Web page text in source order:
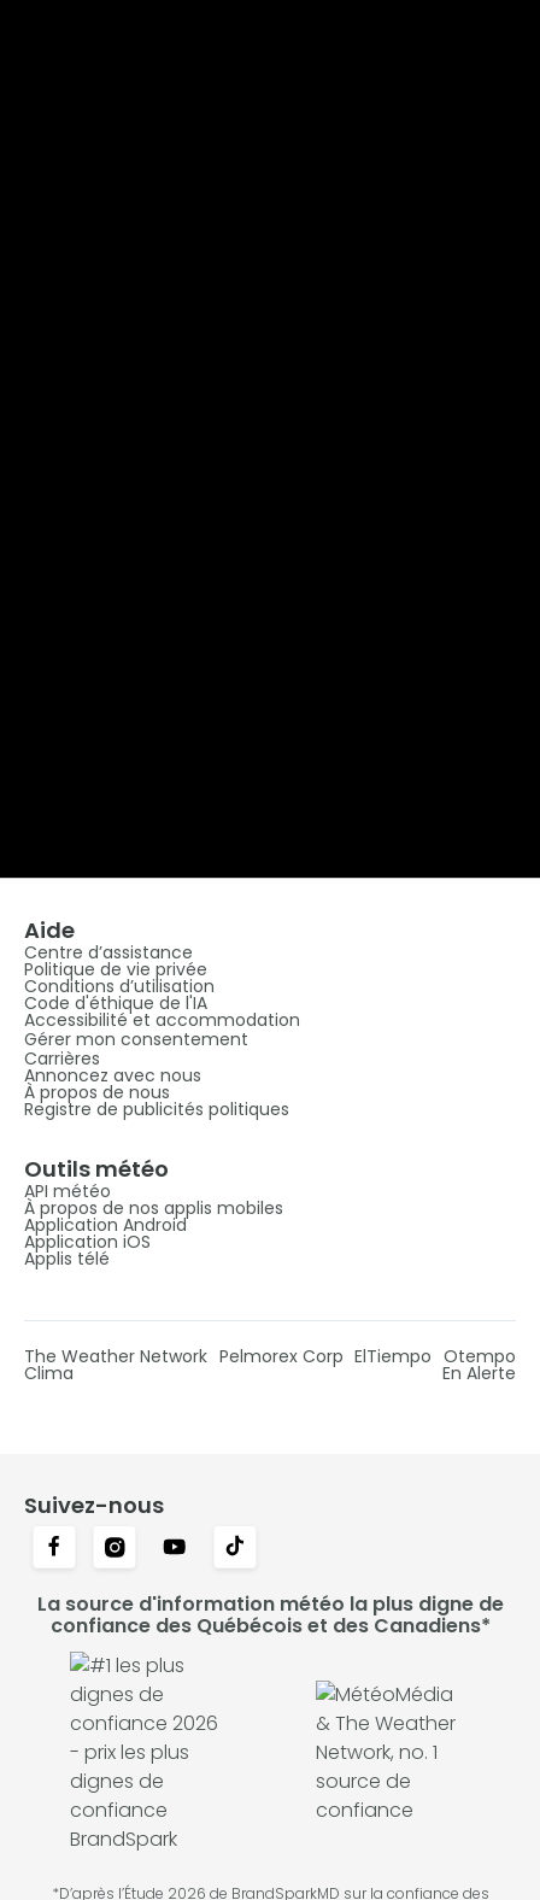
Aide
Centre d’assistance
Politique de vie privée
Conditions d’utilisation
Code d'éthique de l'IA
Accessibilité et accommodation
Gérer mon consentement
Carrières
Annoncez avec nous
À propos de nous
Registre de publicités politiques
Outils météo
API météo
À propos de nos applis mobiles
Application Android
Application iOS
Applis télé
The Weather Network Pelmorex Corp ElTiempo Otempo
Clima En Alerte
Suivez-nous
La source d'information météo la plus digne de
confiance des Québécois et des Canadiens*
*D’après l’Étude 2026 de BrandSparkMD sur la confiance des